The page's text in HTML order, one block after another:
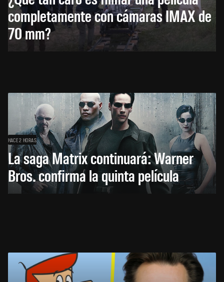
completamente con cámaras IMAX de
70 mm?
HACE 2 HORAS
La saga Matrix continuará: Warner
Bros. confirma la quinta película